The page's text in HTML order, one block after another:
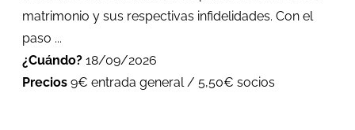
matrimonio y sus respectivas infidelidades. Con el
paso ...
¿Cuándo? 18/09/2026
Precios 9€ entrada general / 5,50€ socios